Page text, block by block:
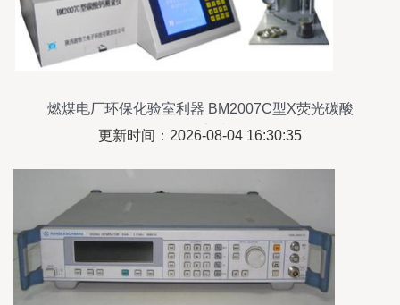
燃煤电厂环保化验室利器 BM2007C型X荧光碳酸
钙测量仪高清解析
更新时间：2026-08-04 16:30:35